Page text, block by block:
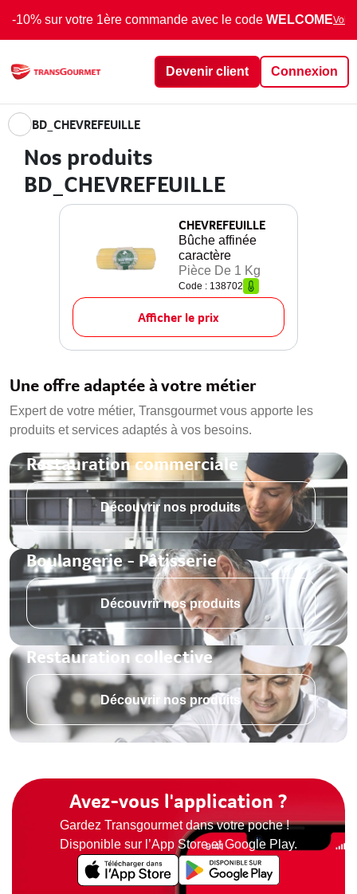
-10% sur votre 1ère commande avec le code WELCOMEVoir
Devenir client Connexion
BD_CHEVREFEUILLE
Nos produits
BD_CHEVREFEUILLE
CHEVREFEUILLE
Bûche affinée
caractère
Pièce De 1 Kg
Code : 138702
Afficher le prix
Une offre adaptée à votre métier
Expert de votre métier, Transgourmet vous apporte les
produits et services adaptés à vos besoins.
Restauration commerciale
Découvrir nos produits
Boulangerie - Pâtisserie
Découvrir nos produits
Restauration collective
Découvrir nos produits
Avez-vous l'application ?
Gardez Transgourmet dans votre poche !
Disponible sur l’App Store et Google Play.